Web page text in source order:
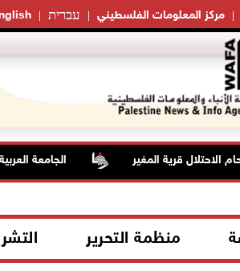
עברית مركز المعلومات الفلسطيني
قرية المغير الجامعة العربية
منظمة التحرير